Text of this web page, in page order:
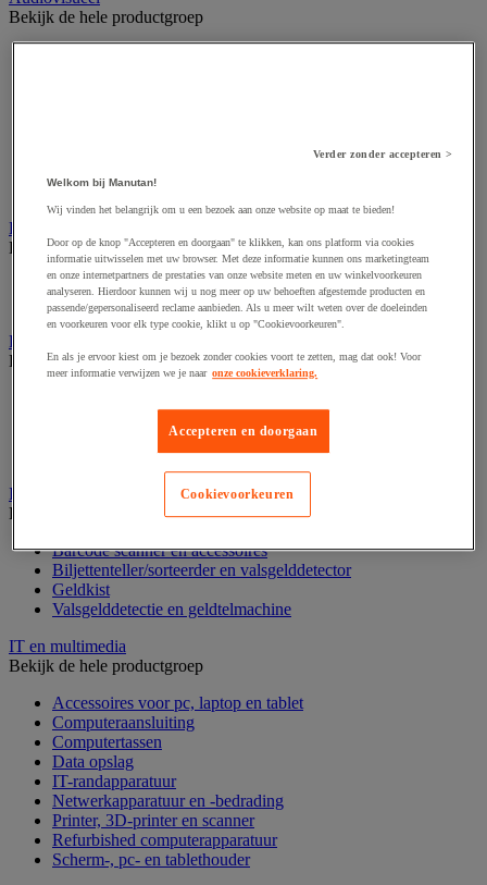
Bekijk de hele productgroep
Tv, dvd-speler en Blu-ray
Bewegwijzering en aanduidingsborden
Bekijk de hele productgroep
Deurnaambord
Pictogram
Folderrek en -houder
Bekijk de hele productgroep
Tafel folderstandaard
Wandfolderhouder
Inname en beheer van geld
Bekijk de hele productgroep
Barcode scanner en accessoires
Biljettenteller/sorteerder en valsgelddetector
Geldkist
Valsgelddetectie en geldtelmachine
IT en multimedia
Bekijk de hele productgroep
Accessoires voor pc, laptop en tablet
Computeraansluiting
Computertassen
Data opslag
IT-randapparatuur
Netwerkapparatuur en -bedrading
Printer, 3D-printer en scanner
Refurbished computerapparatuur
Scherm-, pc- en tablethouder
Verder zonder accepteren >
Welkom bij Manutan!
Wij vinden het belangrijk om u een bezoek aan onze website op maat te bieden!
Door op de knop "Accepteren en doorgaan" te klikken, kan ons platform via cookies
informatie uitwisselen met uw browser. Met deze informatie kunnen ons marketingteam
en onze internetpartners de prestaties van onze website meten en uw winkelvoorkeuren
analyseren. Hierdoor kunnen wij u nog meer op uw behoeften afgestemde producten en
passende/gepersonaliseerd reclame aanbieden. Als u meer wilt weten over de doeleinden
en voorkeuren voor elk type cookie, klikt u op "Cookievoorkeuren".
En als je ervoor kiest om je bezoek zonder cookies voort te zetten, mag dat ook! Voor
meer informatie verwijzen we je naar onze cookieverklaring.
Accepteren en doorgaan
Cookievoorkeuren